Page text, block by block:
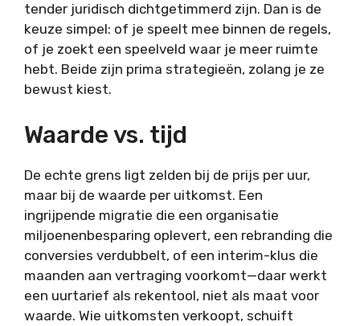
tender juridisch dichtgetimmerd zijn. Dan is de
keuze simpel: of je speelt mee binnen de regels,
of je zoekt een speelveld waar je meer ruimte
hebt. Beide zijn prima strategieën, zolang je ze
bewust kiest.
Waarde vs. tijd
De echte grens ligt zelden bij de prijs per uur,
maar bij de waarde per uitkomst. Een
ingrijpende migratie die een organisatie
miljoenenbesparing oplevert, een rebranding die
conversies verdubbelt, of een interim-klus die
maanden aan vertraging voorkomt—daar werkt
een uurtarief als rekentool, niet als maat voor
waarde. Wie uitkomsten verkoopt, schuift